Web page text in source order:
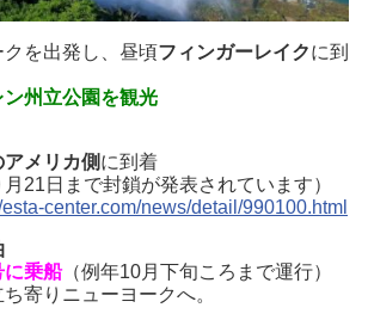
を出発し、昼頃フィンガーレイクに到
州立公園を観光
メリカ側 に到着
月21日まで封鎖が発表されています）
esta-center.com/news/detail/990100.html
に乗船（例年10月下旬ころまで運行）
ち寄りニューヨークへ。